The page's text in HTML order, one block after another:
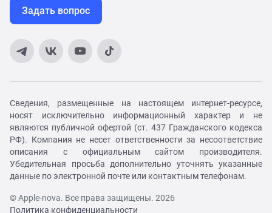
Задать вопрос
Сведения, размещенные на настоящем интернет-ресурсе,
носят исключительно информационный характер и не
являются публичной офертой (ст. 437 Гражданского кодекса
РФ). Компания не несет ответственности за несоответствие
описания с официальным сайтом производителя.
Убедительная просьба дополнительно уточнять указанные
данные по электронной почте или контактным телефонам.
© Apple-nova. Все права защищены. 2026
Политика конфиденциальности